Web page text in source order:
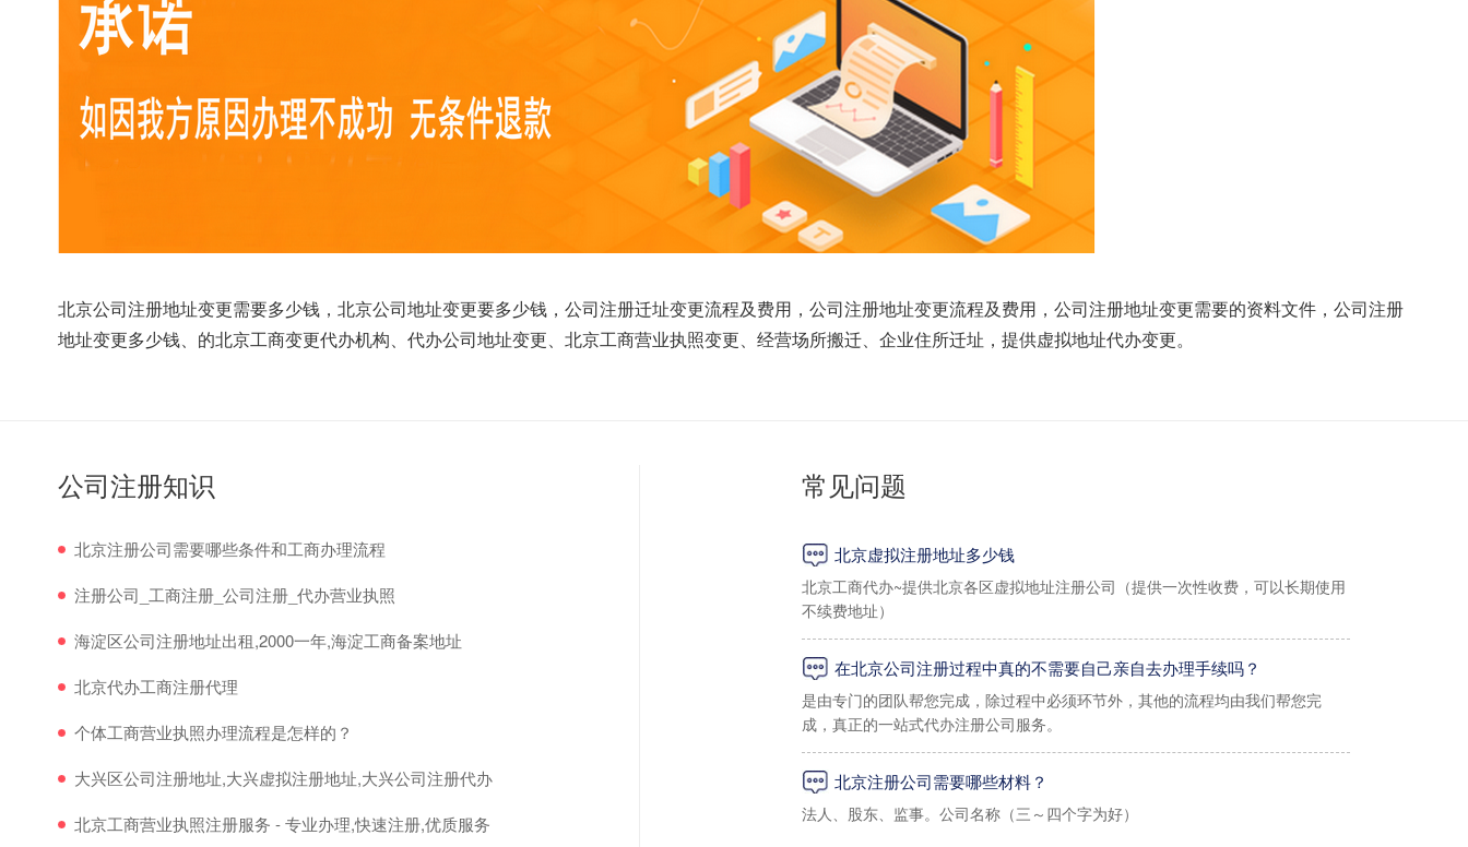
北京公司注册地址变更需要多少钱，北京公司地址变更要多少钱，公司注册迁址变更流程及费用，公司注册地址变更流程及费用，公司注册地址变更需要的资料文件，公司注册
地址变更多少钱、的北京工商变更代办机构、代办公司地址变更、北京工商营业执照变更、经营场所搬迁、企业住所迁址，提供虚拟地址代办变更。
公司注册知识
北京注册公司需要哪些条件和工商办理流程
注册公司_工商注册_公司注册_代办营业执照
海淀区公司注册地址出租,2000一年,海淀工商备案地址
北京代办工商注册代理
个体工商营业执照办理流程是怎样的？
大兴区公司注册地址,大兴虚拟注册地址,大兴公司注册代办
北京工商营业执照注册服务 - 专业办理,快速注册,优质服务
常见问题
北京虚拟注册地址多少钱
北京工商代办~提供北京各区虚拟地址注册公司（提供一次性收费，可以长期使用
不续费地址）
一：海淀区虚拟地址
1、海淀区上地孵化器小规模地址：2000起/年（工商税务免核查地址）
2、海淀区上地，学院路小规模写字楼地址：2500起/年
3、海淀区一般纳税人地址：5000起/年（可以配合工商及税务上门核查）
在北京公司注册过程中真的不需要自己亲自去办理手续吗？
是由专门的团队帮您完成，除过程中必须环节外，其他的流程均由我们帮您完
成，真正的一站式代办注册公司服务。
北京注册公司需要哪些材料？
法人、股东、监事。公司名称（三～四个字为好）